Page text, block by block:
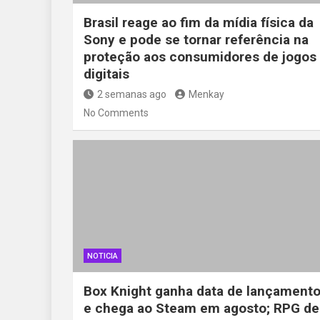
Brasil reage ao fim da mídia física da
Sony e pode se tornar referência na
proteção aos consumidores de jogos
digitais
2 semanas ago
Menkay
No Comments
NOTICIA
Box Knight ganha data de lançamento
e chega ao Steam em agosto; RPG de